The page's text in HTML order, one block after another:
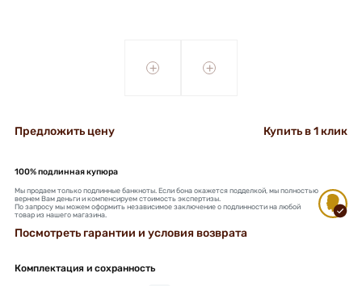
+ +
Предложить цену Купить в 1 клик
100% подлинная купюра
Мы продаем только подлинные банкноты. Если бона окажется подделкой, мы полностью
вернем Вам деньги и компенсируем стоимость экспертизы.
По запросу мы можем оформить независимое заключение о подлинности на любой
товар из нашего магазина.
Посмотреть гарантии и условия возврата
Комплектация и сохранность